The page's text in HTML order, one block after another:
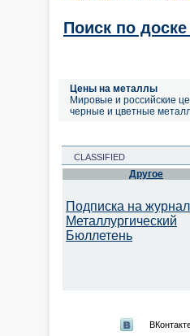
Поиск по
Цены на металлы
Мировые и российские
черные и цветные
CLASSIFIED
Другое
Подписка на журнал
Металлургический
Бюллетень